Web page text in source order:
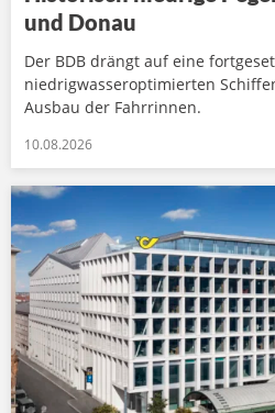
und Donau
Der BDB drängt auf eine
niedrigwasseroptimierten
Ausbau der Fahrrinnen.
10.08.2026